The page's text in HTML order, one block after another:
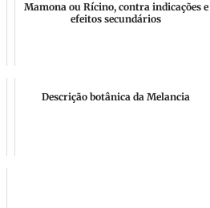
Mamona ou Rícino, contra indicações e
efeitos secundários
Descrição botânica da Melancia